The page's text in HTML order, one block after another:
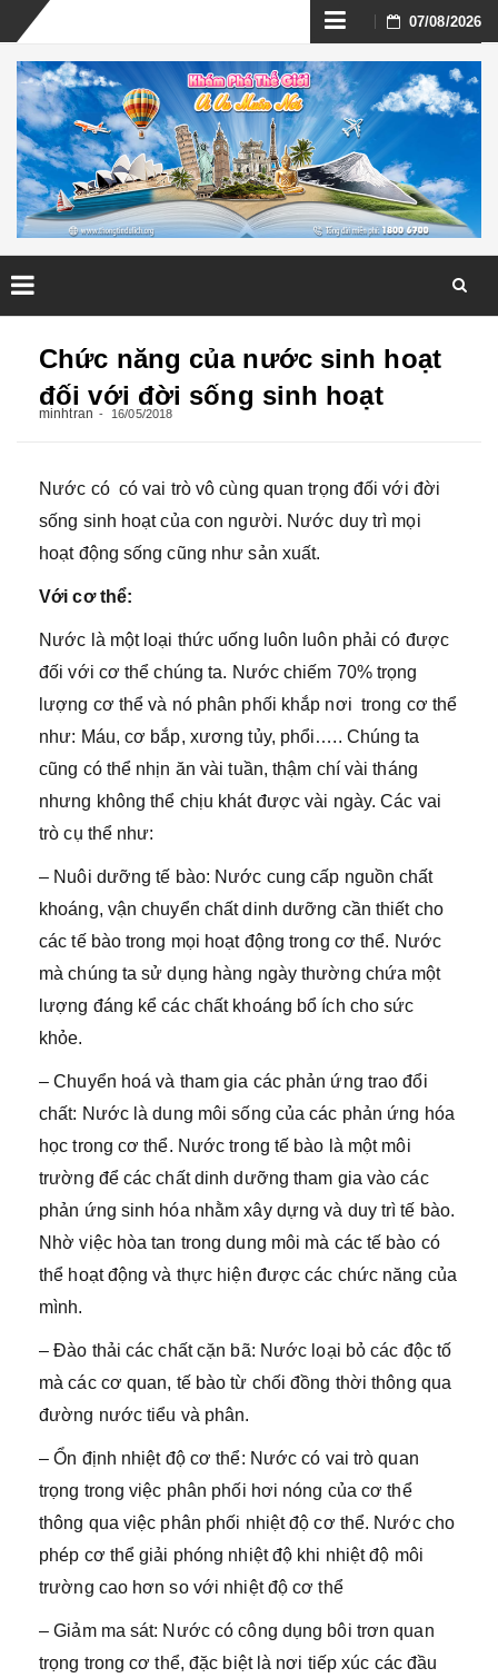
Skip
to
content
07/08/2026
Chức năng của nước sinh hoạt
đối với đời sống sinh hoạt
minhtran 16/05/2018
Nước có có vai trò vô cùng quan trọng đối với đời
sống sinh hoạt của con người. Nước duy trì mọi
hoạt động sống cũng như sản xuất.
Với cơ thể:
Nước là một loại thức uống luôn luôn phải có được
đối với cơ thể chúng ta. Nước chiếm 70% trọng
lượng cơ thể và nó phân phối khắp nơi trong cơ thể
như: Máu, cơ bắp, xương tủy, phổi….. Chúng ta
cũng có thể nhịn ăn vài tuần, thậm chí vài tháng
nhưng không thể chịu khát được vài ngày. Các vai
trò cụ thể như:
– Nuôi dưỡng tế bào: Nước cung cấp nguồn chất
khoáng, vận chuyển chất dinh dưỡng cần thiết cho
các tế bào trong mọi hoạt động trong cơ thể. Nước
mà chúng ta sử dụng hàng ngày thường chứa một
lượng đáng kể các chất khoáng bổ ích cho sức
khỏe.
– Chuyển hoá và tham gia các phản ứng trao đổi
chất: Nước là dung môi sống của các phản ứng hóa
học trong cơ thể. Nước trong tế bào là một môi
trường để các chất dinh dưỡng tham gia vào các
phản ứng sinh hóa nhằm xây dựng và duy trì tế bào.
Nhờ việc hòa tan trong dung môi mà các tế bào có
thể hoạt động và thực hiện được các chức năng của
mình.
– Đào thải các chất cặn bã: Nước loại bỏ các độc tố
mà các cơ quan, tế bào từ chối đồng thời thông qua
đường nước tiểu và phân.
– Ổn định nhiệt độ cơ thể: Nước có vai trò quan
trọng trong việc phân phối hơi nóng của cơ thể
thông qua việc phân phối nhiệt độ cơ thể. Nước cho
phép cơ thể giải phóng nhiệt độ khi nhiệt độ môi
trường cao hơn so với nhiệt độ cơ thể
– Giảm ma sát: Nước có công dụng bôi trơn quan
trọng trong cơ thể, đặc biệt là nơi tiếp xúc các đầu